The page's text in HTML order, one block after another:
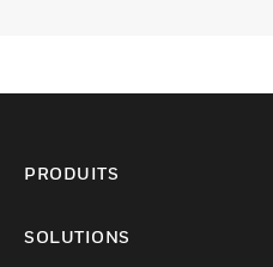
PRODUITS
SOLUTIONS